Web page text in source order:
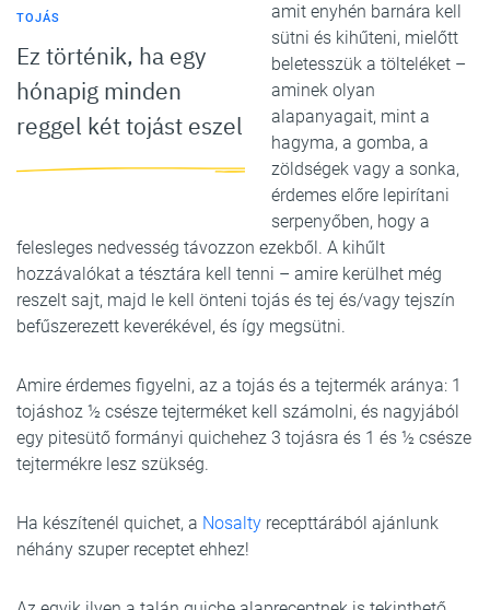
TOJÁS
Ez történik, ha egy
hónapig minden
reggel két tojást eszel
amit enyhén barnára kell
sütni és kihűteni, mielőtt
beletesszük a tölteléket –
aminek olyan
alapanyagait, mint a
hagyma, a gomba, a
zöldségek vagy a sonka,
érdemes előre lepirítani
serpenyőben, hogy a
felesleges nedvesség távozzon ezekből. A kihűlt
hozzávalókat a tésztára kell tenni – amire kerülhet még
reszelt sajt, majd le kell önteni tojás és tej és/vagy tejszín
befűszerezett keverékével, és így megsütni.
Amire érdemes figyelni, az a tojás és a tejtermék aránya: 1
tojáshoz ½ csésze tejterméket kell számolni, és nagyjából
egy pitesütő formányi quichehez 3 tojásra és 1 és ½ csésze
tejtermékre lesz szükség.
Ha készítenél quichet, a Nosalty recepttárából ajánlunk
néhány szuper receptet ehhez!